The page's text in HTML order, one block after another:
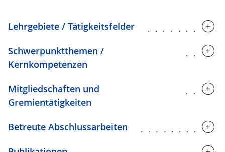
Lehrgebiete / Tätigkeitsfelder
Schwerpunktthemen /
Kernkompetenzen
Mitgliedschaften und
Gremientätigkeiten
Betreute Abschlussarbeiten